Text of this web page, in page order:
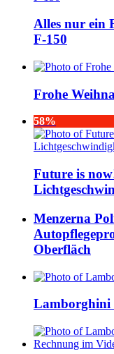
Alles nur ein
F-150
Frohe
58%
Future is
Menzerna
Oberfläch
Lamborghini